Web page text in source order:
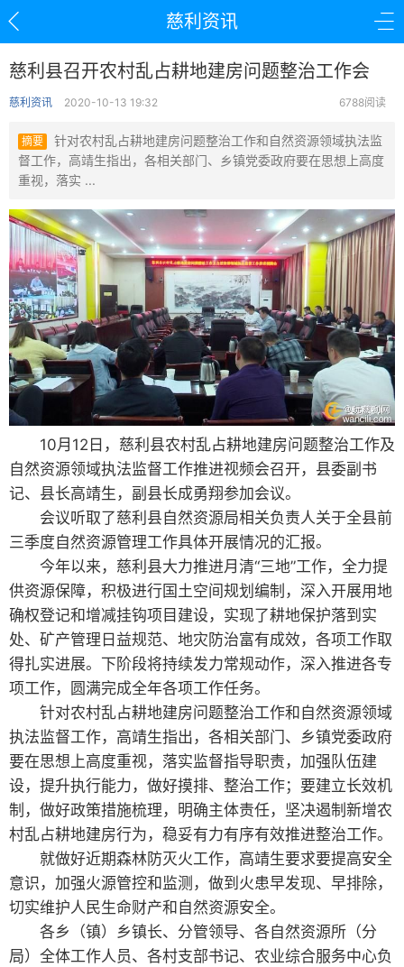
慈利资讯
慈利县召开农村乱占耕地建房问题整治工作会
慈利资讯 2020-10-13 19:32 6788阅读
摘要
针对农村乱占耕地建房问题整治工作和自然资源领域执法监
督工作，高靖生指出，各相关部门、乡镇党委政府要在思想上高度
重视，落实 ...
10月12日，慈利县农村乱占耕地建房问题整治工作及
自然资源领域执法监督工作推进视频会召开，县委副书
记、县长高靖生，副县长成勇翔参加会议。
会议听取了慈利县自然资源局相关负责人关于全县前
三季度自然资源管理工作具体开展情况的汇报。
今年以来，慈利县大力推进月清“三地”工作，全力提
供资源保障，积极进行国土空间规划编制，深入开展用地
确权登记和增减挂钩项目建设，实现了耕地保护落到实
处、矿产管理日益规范、地灾防治富有成效，各项工作取
得扎实进展。下阶段将持续发力常规动作，深入推进各专
项工作，圆满完成全年各项工作任务。
针对农村乱占耕地建房问题整治工作和自然资源领域
执法监督工作，高靖生指出，各相关部门、乡镇党委政府
要在思想上高度重视，落实监督指导职责，加强队伍建
设，提升执行能力，做好摸排、整治工作；要建立长效机
制，做好政策措施梳理，明确主体责任，坚决遏制新增农
村乱占耕地建房行为，稳妥有力有序有效推进整治工作。
就做好近期森林防灭火工作，高靖生要求要提高安全
意识，加强火源管控和监测，做到火患早发现、早排除，
切实维护人民生命财产和自然资源安全。
各乡（镇）乡镇长、分管领导、各自然资源所（分
局）全体工作人员、各村支部书记、农业综合服务中心负